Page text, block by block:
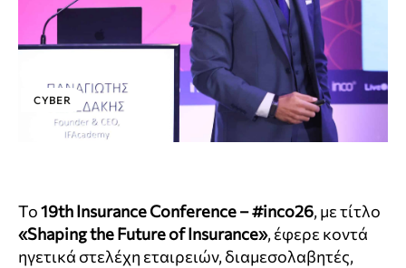
CYBER
Το19th Insurance Conference – #inco26, με τίτλο
«Shaping the Future of Insurance», έφερε κοντά
ηγετικά στελέχη εταιρειών, διαμεσολαβητές,